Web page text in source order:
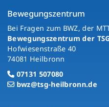
Bewegungszentrum
Bei Fragen zum BWZ, der
Bewegungszentrum der
Hofwiesenstraße 40
74081 Heilbronn
07131 507080
bwz@tsg-heilbronn.de